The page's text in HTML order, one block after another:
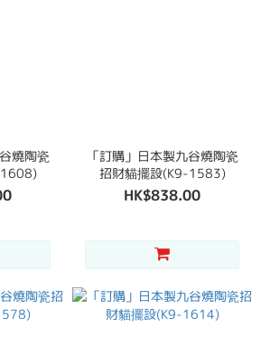
燒陶瓷
「訂購」日本製九谷燒陶瓷
招財貓擺設(K9-1583)
HK$838.00